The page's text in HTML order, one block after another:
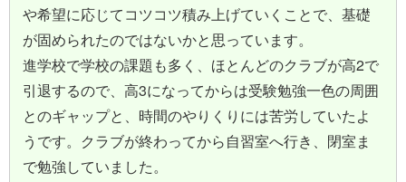
や希望に応じてコツコツ積み上げていくことで、基礎
が固められたのではないかと思っています。
進学校で学校の課題も多く、ほとんどのクラブが高2で
引退するので、高3になってからは受験勉強一色の周囲
とのギャップと、時間のやりくりには苦労していたよ
うです。クラブが終わってから自習室へ行き、閉室ま
で勉強していました。